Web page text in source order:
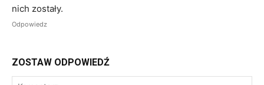
nich zostały.
Odpowiedz
ZOSTAW ODPOWIEDŹ